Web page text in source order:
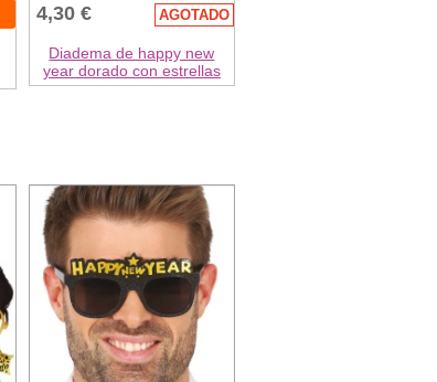
4,30 € AGOTADO
Diadema de happy new
year dorado con estrellas